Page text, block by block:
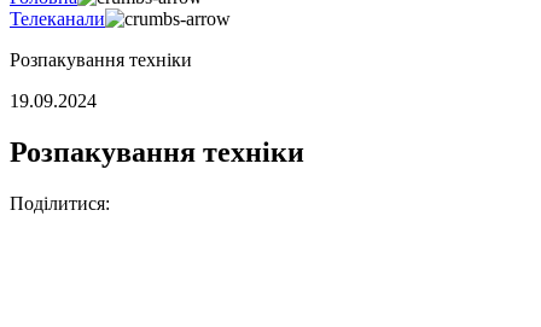
Телеканали
Розпакування техніки
19.09.2024
Розпакування техніки
Поділитися: